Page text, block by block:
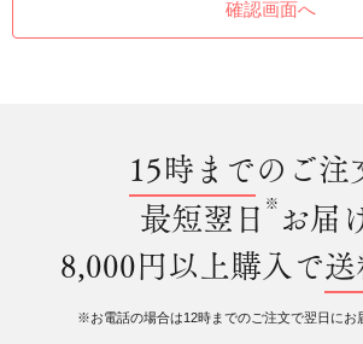
15時までのご注
最短翌日 ※ お届
8,000円以上購入で
※お電話の場合は12時までのご注文で翌日にお